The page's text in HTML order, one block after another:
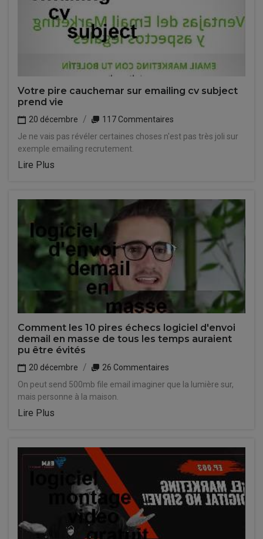
Votre pire cauchemar sur emailing cv subject
prend vie
20 décembre
117 Commentaires
Je ne vais pas révéler certaines choses n'est pas très joli sur
exemple emailing recrutement.
Lire Plus
Comment les 10 pires échecs logiciel d'envoi
demail en masse de tous les temps auraient
pu être évités
20 décembre
26 Commentaires
On peut send 500mb file email imaginer que la lumière sur,
mais personne à la maison.
Lire Plus